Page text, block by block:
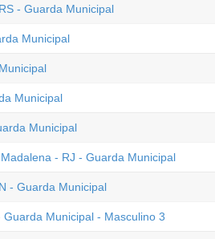
- Guarda Municipal
Municipal
Municipal
Municipal
- RJ - Guarda Municipal
- Guarda Municipal
Municipal - Masculino 3